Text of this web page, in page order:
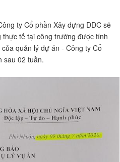
ty Cổ phần Xây dựng DDC sẽ
tế tại công trường được tính
quản lý dự án - Công ty Cổ
sau 02 tuần.